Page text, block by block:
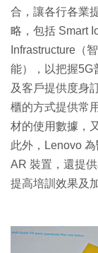
合，讓各行各業
略，包括 Smart
Infrastructure（
能），以把握5G
及客戶提供度身
櫃的方式提供常
材的使用數據，
此外，Lenovo
AR 裝置，還提
提高培訓效果及